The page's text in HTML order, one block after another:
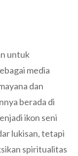
untuk
media
dan
berada di
ikon seni
lukisan, tetapi
spiritualitas